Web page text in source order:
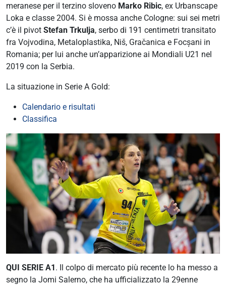
meranese per il terzino sloveno Marko Ribic, ex Urbanscape
Loka e classe 2004. Si è mossa anche Cologne: sui sei metri
c’è il pivot Stefan Trkulja, serbo di 191 centimetri transitato
fra Vojvodina, Metaloplastika, Niš, Gračanica e Focșani in
Romania; per lui anche un’apparizione ai Mondiali U21 nel
2019 con la Serbia.
La situazione in Serie A Gold:
Calendario e risultati
Classifica
QUI SERIE A1 . Il colpo di mercato più recente lo ha messo a
segno la Jomi Salerno, che ha ufficializzato la 29enne